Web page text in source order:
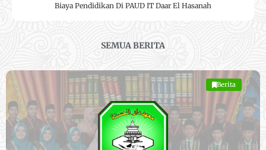
Biaya Pendidikan Di PAUD IT Daar El Hasanah
SEMUA BERITA
Berita